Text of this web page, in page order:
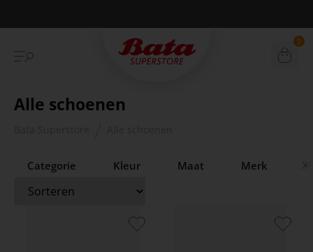
Betaal achteraf met Klarna 0
Alle schoenen
Categorie Kleur Maat Merk